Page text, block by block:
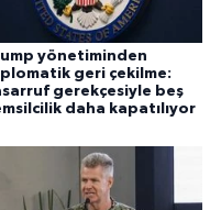
yönetiminden
geri çekilme:
gerekçesiyle beş
daha kapatılıyor